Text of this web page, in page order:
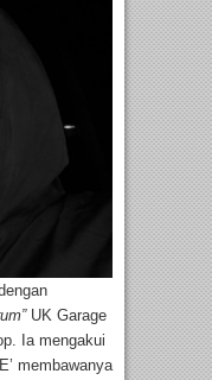
UK Garage
Ia mengakui
membawanya